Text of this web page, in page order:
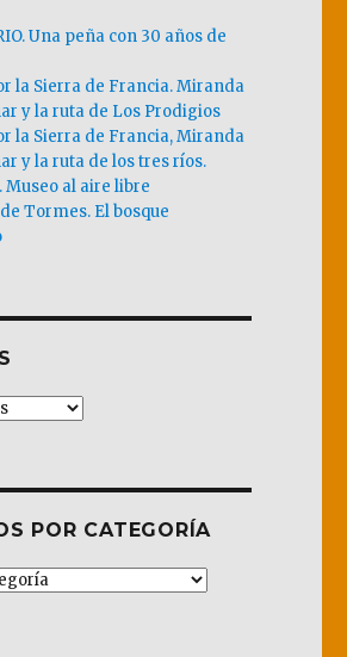
Una peña con 30 años de
la Sierra de Francia. Miranda
y la ruta de Los Prodigios
la Sierra de Francia, Miranda
y la ruta de los tres ríos.
Museo al aire libre
Tormes. El bosque
POR CATEGORÍA